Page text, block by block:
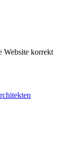
Website korrekt